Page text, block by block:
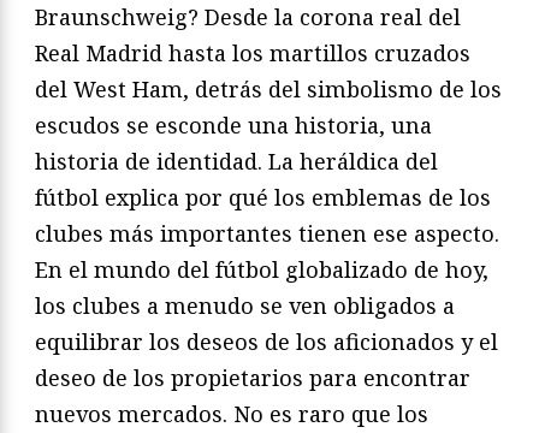
Braunschweig? Desde la corona real del
Real Madrid hasta los martillos cruzados
del West Ham, detrás del simbolismo de los
escudos se esconde una historia, una
historia de identidad. La heráldica del
fútbol explica por qué los emblemas de los
clubes más importantes tienen ese aspecto.
En el mundo del fútbol globalizado de hoy,
los clubes a menudo se ven obligados a
equilibrar los deseos de los aficionados y el
deseo de los propietarios para encontrar
nuevos mercados. No es raro que los